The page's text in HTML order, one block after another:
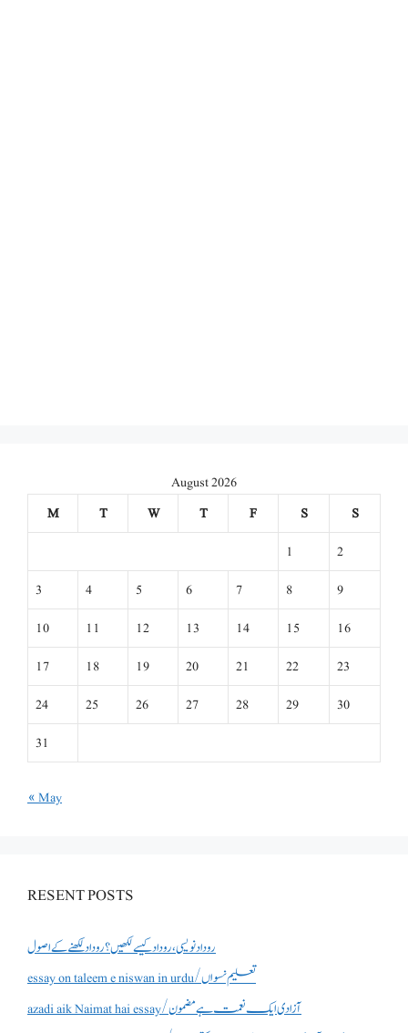
August 2026
M
T W T F S
S
1
2
3
4 5 6 7 8
9
10
11 12 13 14 15
16
17
18 19 20 21 22
23
24
25 26 27 28 29
30
31
« May
RESENT POSTS
روداد نویسی ،روداد کیسے لکھیں؟ روداد لکھنے کے اصول
essay on taleem e niswan in urdu/تعلیم نسواں
azadi aik Naimat hai essay/آزادی ایک نعمت ہے مضمون